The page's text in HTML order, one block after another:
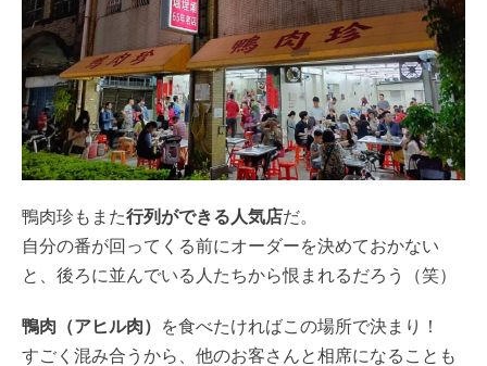
鴨肉珍もまた行列ができる人気店だ。
自分の番が回ってくる前にオーダーを決めておかない
と、後ろに並んでいる人たちから恨まれるだろう（笑）
鴨肉（アヒル肉）
を食べたければこの場所で決まり！
すごく混み合うから、他のお客さんと相席になることも